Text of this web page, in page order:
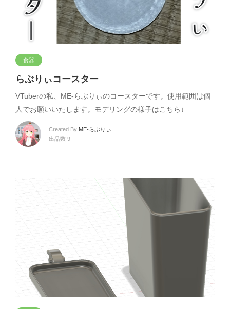
食器
らぶりぃコースター
VTuberの私、ME-らぶりぃのコースターです。使用範囲は個
人でお願いいたします。モデリングの様子はこちら↓
Created By ME-らぶりぃ
出品数 9